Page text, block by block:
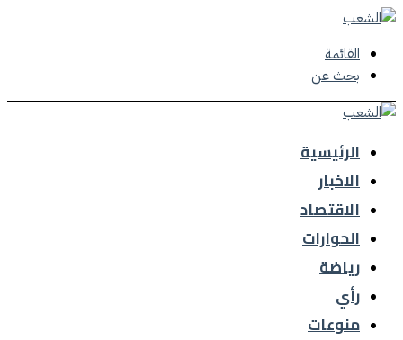
القائمة
بحث عن
الرئيسية
الاخبار
الاقتصاد
الحوارات
رياضة
رأي
منوعات